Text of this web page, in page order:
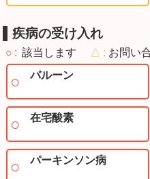
疾病の受け入れ
○ 該当します △
お問い
バルーン
在宅酸素
パーキンソン病